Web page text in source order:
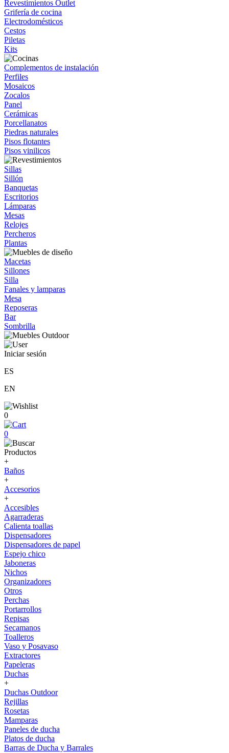
Revestimientos Outlet
Grifería de cocina
Electrodomésticos
Cestos
Piletas
Kits
Complementos de instalación
Perfiles
Mosaicos
Zocalos
Panel
Cerámicas
Porcellanatos
Piedras naturales
Pisos flotantes
Pisos vinilicos
Sillas
Sillón
Banquetas
Escritorios
Lámparas
Mesas
Relojes
Percheros
Plantas
Macetas
Sillones
Silla
Fanales y lamparas
Mesa
Reposeras
Bar
Sombrilla
Iniciar sesión
ES
EN
0
0
Productos
+
Baños
+
Accesorios
+
Accesibles
Agarraderas
Calienta toallas
Dispensadores
Dispensadores de papel
Espejo chico
Jaboneras
Nichos
Organizadores
Otros
Perchas
Portarrollos
Repisas
Secamanos
Toalleros
Vaso y Posavaso
Extractores
Papeleras
Duchas
+
Duchas Outdoor
Rejillas
Rosetas
Mamparas
Paneles de ducha
Platos de ducha
Barras de Ducha y Barrales